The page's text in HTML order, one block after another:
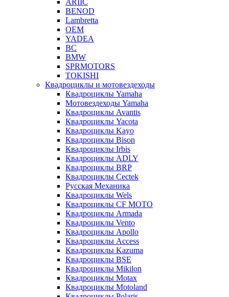
ARIIC
BENOD
Lambretta
OEM
YADEA
BC
BMW
SPRMOTORS
TOKISHI
Квадроциклы и мотовездеходы
Квадроциклы Yamaha
Мотовездеходы Yamaha
Квадроциклы Avantis
Квадроциклы Yacota
Квадроциклы Kayo
Квадроциклы Bison
Квадроциклы Irbis
Квадроциклы ADLY
Квадроциклы BRP
Квадроциклы Cectek
Русская Механика
Квадроциклы Wels
Квадроциклы CF MOTO
Квадроциклы Armada
Квадроциклы Vento
Квадроциклы Apollo
Квадроциклы Access
Квадроциклы Kazuma
Квадроциклы BSE
Квадроциклы Mikilon
Квадроциклы Motax
Квадроциклы Motoland